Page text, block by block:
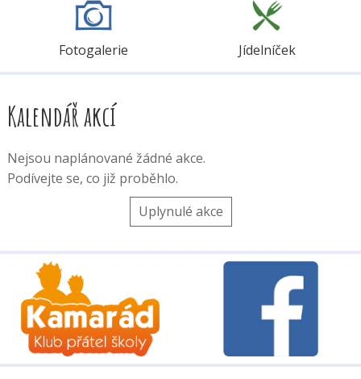
Fotogalerie Jídelníček
Kalendář akcí
Nejsou naplánované žádné akce.
Podívejte se, co již proběhlo.
Uplynulé akce